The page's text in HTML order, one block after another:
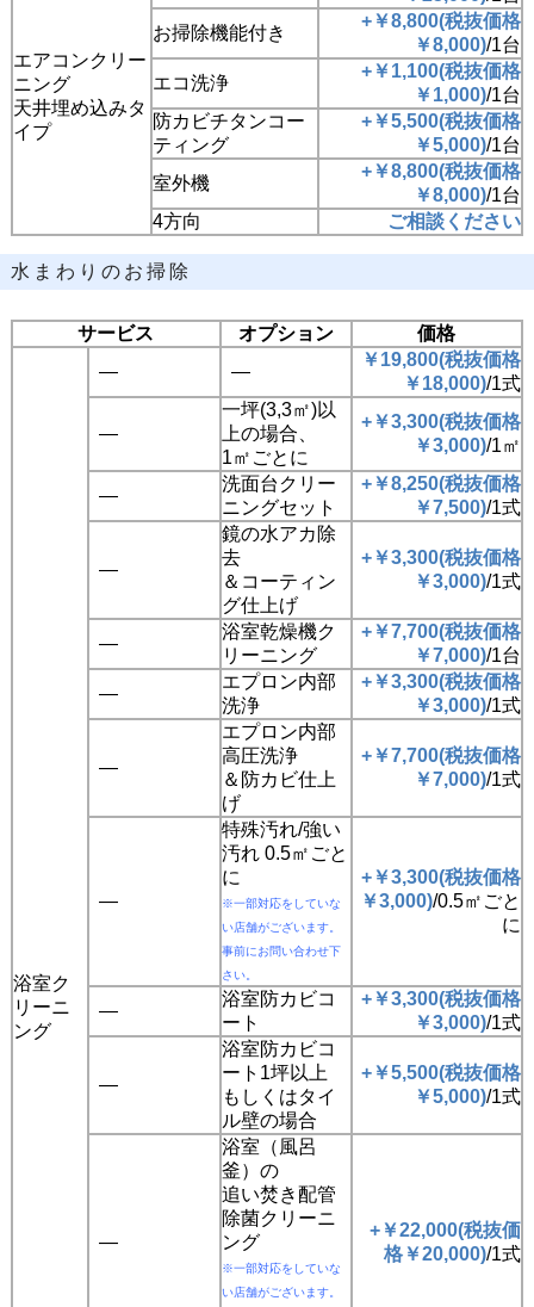
エアコンクリー
ニング
天井埋め込みタ
イプ
お掃除機能付き
+￥8,800(税抜価格
￥8,000)/1台
エコ洗浄
+￥1,100(税抜価格
￥1,000)/1台
防カビチタンコー
ティング
+￥5,500(税抜価格
￥5,000)/1台
室外機
+￥8,800(税抜価格
￥8,000)/1台
4方向
ご相談ください
水まわりのお掃除
サービス オプション 価格
浴室ク
リーニ
ング
― ―
￥19,800(税抜価格
￥18,000)/1式
―
一坪(3,3㎡)以
上の場合、
1㎡ごとに
+￥3,300(税抜価格
￥3,000)/1㎡
―
洗面台クリー
ニングセット
+￥8,250(税抜価格
￥7,500)/1式
―
鏡の水アカ除
去
＆コーティン
グ仕上げ
+￥3,300(税抜価格
￥3,000)/1式
―
浴室乾燥機ク
リーニング
+￥7,700(税抜価格
￥7,000)/1台
―
エプロン内部
洗浄
+￥3,300(税抜価格
￥3,000)/1式
―
エプロン内部
高圧洗浄
＆防カビ仕上
げ
+￥7,700(税抜価格
￥7,000)/1式
―
特殊汚れ/強い
汚れ 0.5㎡ごと
に
※一部対応をしていな
い店舗がございます。
事前にお問い合わせ下
さい。
+￥3,300(税抜価格
￥3,000)/0.5㎡ごと
に
―
浴室防カビコ
ート
+￥3,300(税抜価格
￥3,000)/1式
―
浴室防カビコ
ート1坪以上
もしくはタイ
ル壁の場合
+￥5,500(税抜価格
￥5,000)/1式
―
浴室（風呂
釜）の
追い焚き配管
除菌クリーニ
ング
※一部対応をしていな
い店舗がございます。
+￥22,000(税抜価
格￥20,000)/1式